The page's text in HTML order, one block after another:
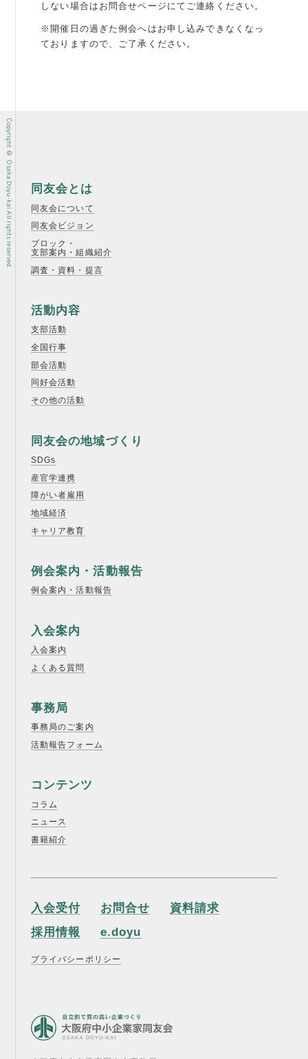
しない場合はお問合せページにてご連絡ください。
※開催日の過ぎた例会へはお申し込みできなくなっ
ておりますので、ご了承ください。
同友会とは
同友会について
同友会ビジョン
ブロック・
支部案内・組織紹介
調査・資料・提言
活動内容
支部活動
全国行事
部会活動
同好会活動
その他の活動
同友会の地域づくり
SDGs
産官学連携
障がい者雇用
地域経済
キャリア教育
例会案内・活動報告
例会案内・活動報告
入会案内
入会案内
よくある質問
事務局
事務局のご案内
活動報告フォーム
コンテンツ
コラム
ニュース
書籍紹介
入会受付 お問合せ
資料請求
採用情報
e.doyu
プライバシーポリシー
Copyright © Osaka Doyu-kai All rights reserved.